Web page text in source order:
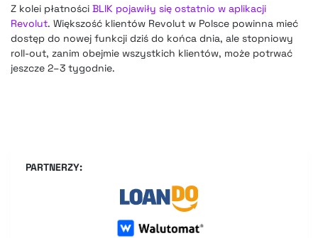
Z kolei płatności BLIK pojawiły się ostatnio w aplikacji
Revolut. Większość klientów Revolut w Polsce powinna mieć
dostęp do nowej funkcji dziś do końca dnia, ale stopniowy
roll-out, zanim obejmie wszystkich klientów, może potrwać
jeszcze 2–3 tygodnie.
PARTNERZY: